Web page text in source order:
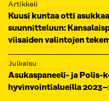
Artikkeli
Kuusi kuntaa otti
suunnitteluun:
viisaiden valintojen
Julkaisu
Asukaspaneeli- ja Polis-
hyvinvointialueilla